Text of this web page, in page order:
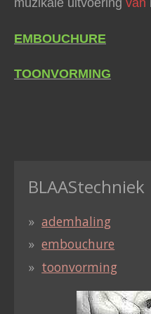
muzikale uitvoering van
EMBOUCHURE
TOONVORMING
BLAAStechniek
ademhaling
embouchure
toonvorming